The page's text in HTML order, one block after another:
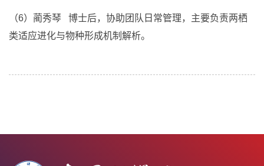
（6）蔺秀琴 博士后，协助团队日常管理，主要负责两栖
类适应进化与物种形成机制解析。